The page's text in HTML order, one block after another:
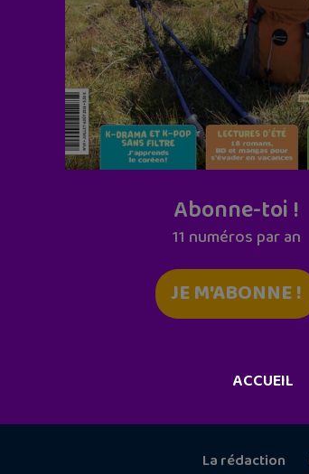
Abonne-toi !
11 numéros par an
JE M'ABONNE !
ACCUEIL
La rédaction